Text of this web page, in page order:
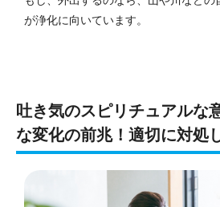
が浄化に向いています。
吐き気のスピリチュアルな
な変化の前兆！適切に対処